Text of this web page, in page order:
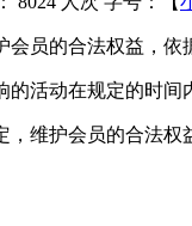
员的合法权益，
活动在规定的时
维护会员的合法